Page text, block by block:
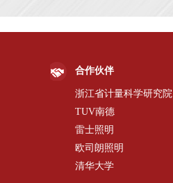
合作伙伴
浙江省计量科学研究院
TUV南德
雷士照明
欧司朗照明
清华大学